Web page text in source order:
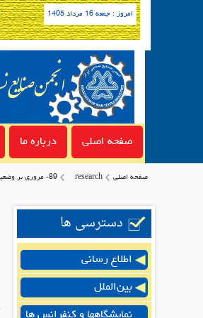
امروز : جمعه 16 مرداد 1405
صفحه اصلی درباره ما
صفحه اصلی research 89- مروری بر وضعیت نساجی و پوشاک لبنان
دسترسی ها
اطلاع رسانی
بین‌الملل
نمایشگاهها و کنفرانس ها